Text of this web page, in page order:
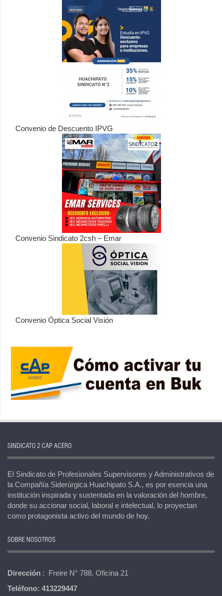
Convenio de Descuento IPVG
Convenio Sindicato 2csh – Emar
Convenio Óptica Social Visión
SINDICATO 2 CAP ACERO
El Sindicato de Profesionales Supervisores y Administrativos de
la Compañía Siderúrgica Huachipato S.A., es por esencia una
institución inspirada y sustentada en la valoración del hombre,
donde su accionar social, laboral e intelectual, lo proyectan
como protagonista activo del mundo de hoy.
SOBRE NOSOTROS
Dirección : Freire N° 788, Oficina 21
Teléfono: 413229447